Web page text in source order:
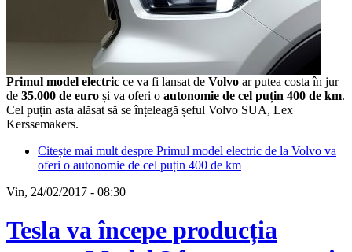
Primul model electric ce va fi lansat de Volvo ar putea costa în jur
de 35.000 de euro și va oferi o autonomie de cel puțin 400 de km.
Cel puțin asta alăsat să se înțeleagă șeful Volvo SUA, Lex
Kerssemakers.
Citește mai mult despre Primul model electric de la Volvo va
oferi o autonomie de cel puțin 400 de km
Vin, 24/02/2017 - 08:30
Tesla va începe producția